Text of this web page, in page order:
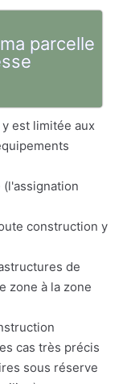
parcelle
est limitée aux
construction y
de
zone à la zone
cas très précis
sous réserve